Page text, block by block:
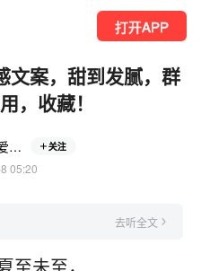
打开APP
文案，甜到发腻，群
，收藏！
爱生活更爱养生 关注
05:20
去听全文